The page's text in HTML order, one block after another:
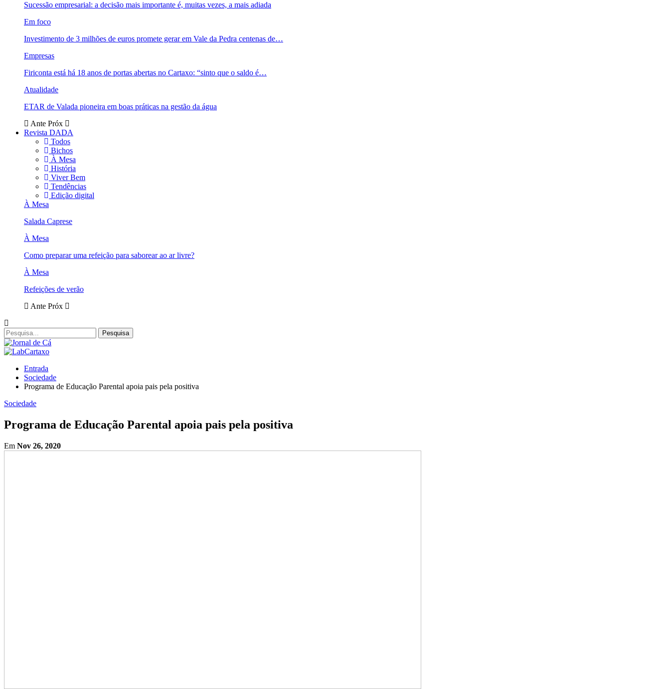
Sucessão empresarial: a decisão mais importante é, muitas vezes, a mais adiada
Em foco
Investimento de 3 milhões de euros promete gerar em Vale da Pedra centenas de…
Empresas
Firiconta está há 18 anos de portas abertas no Cartaxo: “sinto que o saldo é…
Atualidade
ETAR de Valada pioneira em boas práticas na gestão da água
Ante Próx
Revista DADA
Todos
Bichos
À Mesa
História
Viver Bem
Tendências
Edição digital
À Mesa
Salada Caprese
À Mesa
Como preparar uma refeição para saborear ao ar livre?
À Mesa
Refeições de verão
Ante Próx
Entrada
Sociedade
Programa de Educação Parental apoia pais pela positiva
Sociedade
Programa de Educação Parental apoia pais pela positiva
Em Nov 26, 2020